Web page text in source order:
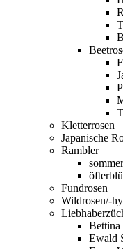
Kletterrosen
Japanische
Rambler
Fundrosen
Wildrosen/-
Bettina
Ewald